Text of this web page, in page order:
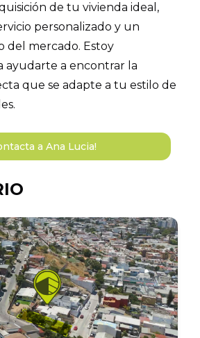
de tu vivienda ideal,
personalizado y un
del mercado. Estoy
ayudarte a encontrar la
que se adapte a tu estilo de
a Ana Lucia!